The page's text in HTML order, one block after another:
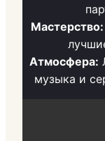
Мастерство:
Атмосфера:
музыка и